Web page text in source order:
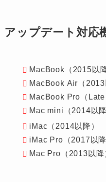
アップデート対応
MacBook（2015以降
MacBook Air（2013
MacBook Pro（Late
Mac mini（2014以降
iMac（2014以降）
iMac Pro（2017以降
Mac Pro（2013以降